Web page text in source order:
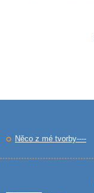
Něco z mé tvorby----